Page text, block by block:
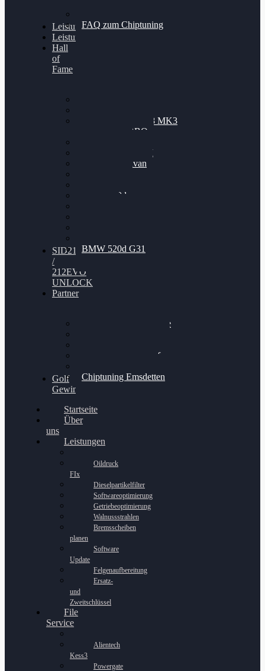
FAQ zum Chiptuning
Leistungsmessung
Leistungsprüfstand
Hall
of
Fame
Nissan GT-R35 3.8 MK3
V6 TWINTURBO
VW Passat 2.0TDI
VW T6 Multivan
BMW 120d
BMW 520d G31
SID212
/
212EVO
UNLOCK
Partner
Bilgenroth Performance
Chiptuning Schüttorf
Chiptuning Emsdetten
Golf
Gewinnspiel
Startseite
Über
uns
Leistungen
Oildruck
FIx
Dieselpartikelfilter
Softwareoptimierung
Getriebeoptimierung
Walnussstrahlen
Bremsscheiben
planen
Software
Update
Felgenaufbereitung
Ersatz-
und
Zweitschlüssel
File
Service
Alientech
Kess3
Powergate